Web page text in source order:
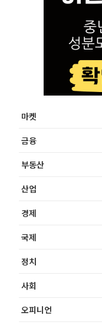
마켓
금융
부동산
산업
경제
국제
정치
사회
오피니언